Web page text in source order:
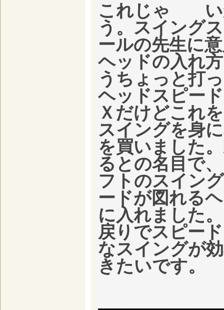
これじゃ い
う。スイン
ールの先生に
ヘッドの入れ
うちょっと打
ヘッドスピー
Ｘだけどこれ
スイングを身
を買いました
るとの名目で
フトのスイン
ードが図れる
に入れました
戻りでスピー
なスイングが
きたいです。